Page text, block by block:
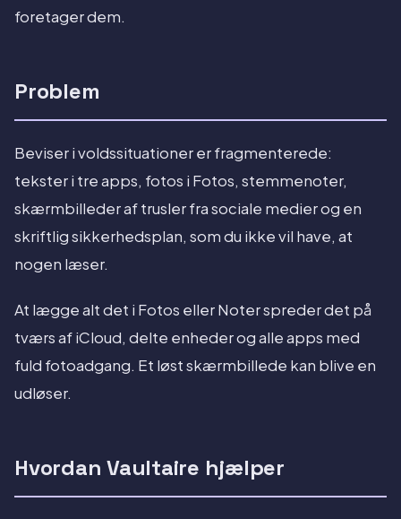
foretager dem.
Problem
Beviser i voldssituationer er fragmenterede:
tekster i tre apps, fotos i Fotos, stemmenoter,
skærmbilleder af trusler fra sociale medier og en
skriftlig sikkerhedsplan, som du ikke vil have, at
nogen læser.
At lægge alt det i Fotos eller Noter spreder det på
tværs af iCloud, delte enheder og alle apps med
fuld fotoadgang. Et løst skærmbillede kan blive en
udløser.
Hvordan Vaultaire hjælper